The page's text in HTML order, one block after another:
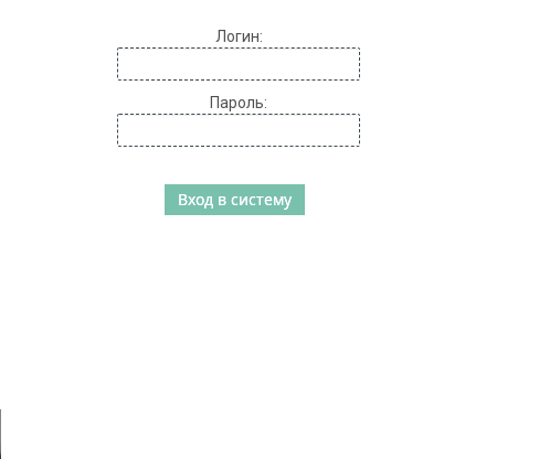
Логин:
Пароль: